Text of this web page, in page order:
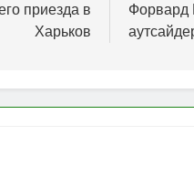
приезда в
Харьков
Форвард